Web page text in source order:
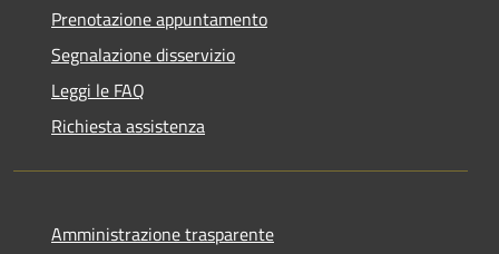
Prenotazione appuntamento
Segnalazione disservizio
Leggi le FAQ
Richiesta assistenza
Amministrazione trasparente